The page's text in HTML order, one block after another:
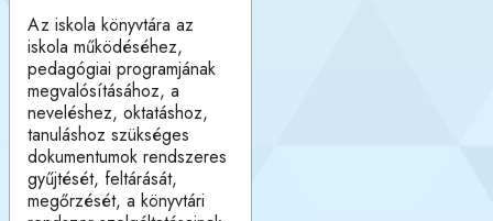
Az iskola könyvtára az
iskola működéséhez,
pedagógiai programjának
megvalósításához, a
neveléshez, oktatáshoz,
tanuláshoz szükséges
dokumentumok rendszeres
gyűjtését, feltárását,
megőrzését, a könyvtári